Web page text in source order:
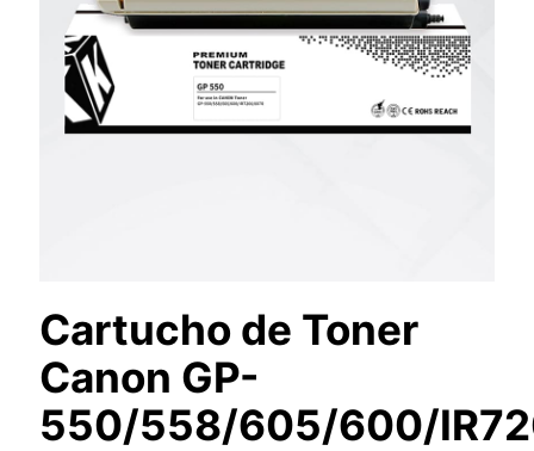
Cartucho de Toner
Canon GP-
550/558/605/600/